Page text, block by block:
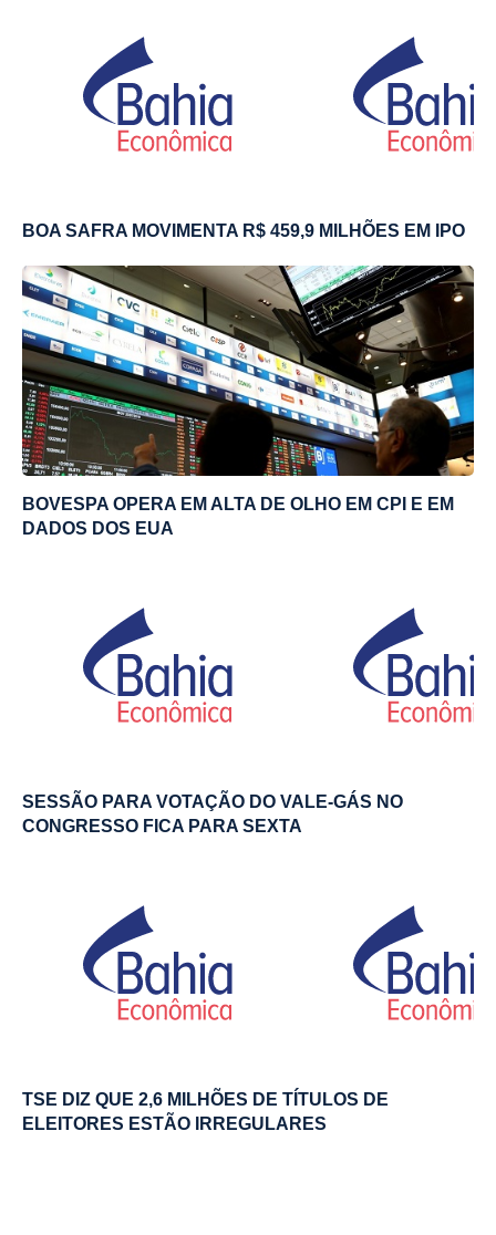
BOA SAFRA MOVIMENTA R$ 459,9 MILHÕES EM IPO
BOVESPA OPERA EM ALTA DE OLHO EM CPI E EM
DADOS DOS EUA
SESSÃO PARA VOTAÇÃO DO VALE-GÁS NO
CONGRESSO FICA PARA SEXTA
TSE DIZ QUE 2,6 MILHÕES DE TÍTULOS DE
ELEITORES ESTÃO IRREGULARES